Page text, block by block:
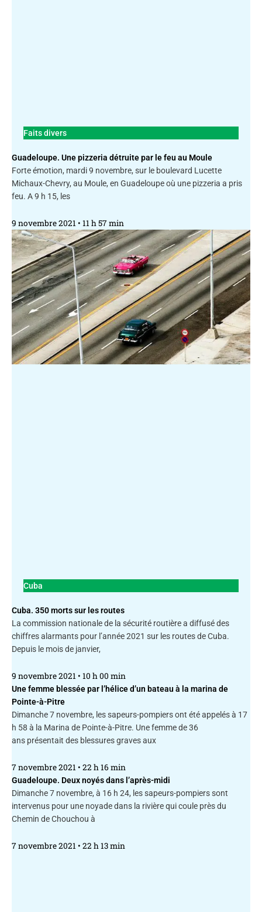
Faits divers
Guadeloupe. Une pizzeria détruite par le feu au Moule
Forte émotion, mardi 9 novembre, sur le boulevard Lucette
Michaux-Chevry, au Moule, en Guadeloupe où une pizzeria a pris
feu. A 9 h 15, les
9 novembre 2021 11 h 57 min
Cuba
Cuba. 350 morts sur les routes
La commission nationale de la sécurité routière a diffusé des
chiffres alarmants pour l’année 2021 sur les routes de Cuba.
Depuis le mois de janvier,
9 novembre 2021 10 h 00 min
Une femme blessée par l’hélice d’un bateau à la marina de
Pointe-à-Pitre
Dimanche 7 novembre, les sapeurs-pompiers ont été appelés à 17
h 58 à la Marina de Pointe-à-Pitre. Une femme de 36
ans présentait des blessures graves aux
7 novembre 2021 22 h 16 min
Guadeloupe. Deux noyés dans l’après-midi
Dimanche 7 novembre, à 16 h 24, les sapeurs-pompiers sont
intervenus pour une noyade dans la rivière qui coule près du
Chemin de Chouchou à
7 novembre 2021 22 h 13 min